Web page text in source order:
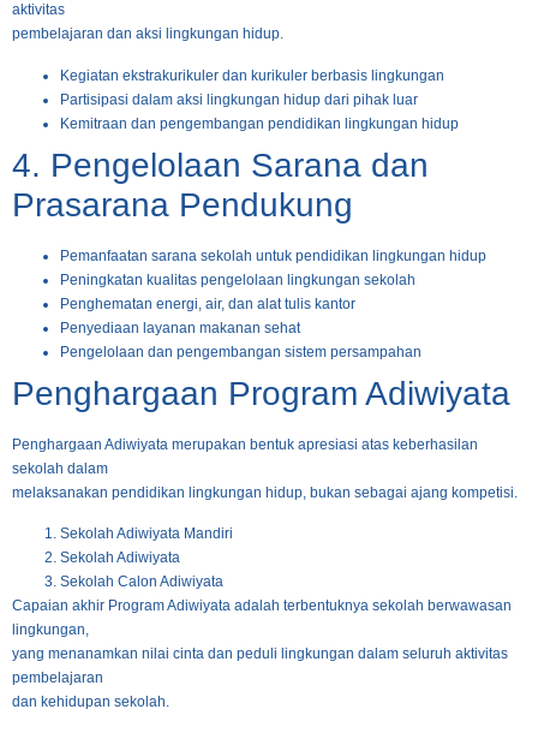
aktivitas
pembelajaran dan aksi lingkungan hidup.
Kegiatan ekstrakurikuler dan kurikuler berbasis lingkungan
Partisipasi dalam aksi lingkungan hidup dari pihak luar
Kemitraan dan pengembangan pendidikan lingkungan hidup
4. Pengelolaan Sarana dan
Prasarana Pendukung
Pemanfaatan sarana sekolah untuk pendidikan lingkungan hidup
Peningkatan kualitas pengelolaan lingkungan sekolah
Penghematan energi, air, dan alat tulis kantor
Penyediaan layanan makanan sehat
Pengelolaan dan pengembangan sistem persampahan
Penghargaan Program Adiwiyata
Penghargaan Adiwiyata merupakan bentuk apresiasi atas keberhasilan
sekolah dalam
melaksanakan pendidikan lingkungan hidup, bukan sebagai ajang kompetisi.
Sekolah Adiwiyata Mandiri
Sekolah Adiwiyata
Sekolah Calon Adiwiyata
Capaian akhir Program Adiwiyata adalah terbentuknya sekolah berwawasan
lingkungan,
yang menanamkan nilai cinta dan peduli lingkungan dalam seluruh aktivitas
pembelajaran
dan kehidupan sekolah.